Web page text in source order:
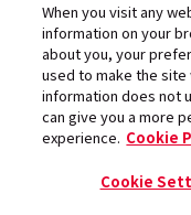
When you visit any
information on your
about you, your
used to make the
information does not
can give you a more
experience. Cookie
Cookie